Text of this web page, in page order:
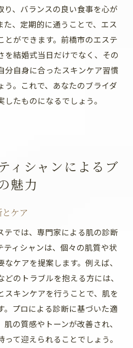
り、バランスの良い食事を心が
た、定期的に通うことで、エス
とができます。前橋市のエステ
を結婚式当日だけでなく、その
分自身に合ったスキンケア習慣
う。これで、あなたのブライダ
たものになるでしょう。
ィシャンによるブ
魅力
ケア
テでは、専門家による肌の診断
ティシャンは、個々の肌質や状
ケアを提案します。例えば、
のトラブルを抱える方には、
スキンケアを行うことで、肌を
。プロによる診断に基づいた適
の質感やトーンが改善され、
て迎えられることでしょう。